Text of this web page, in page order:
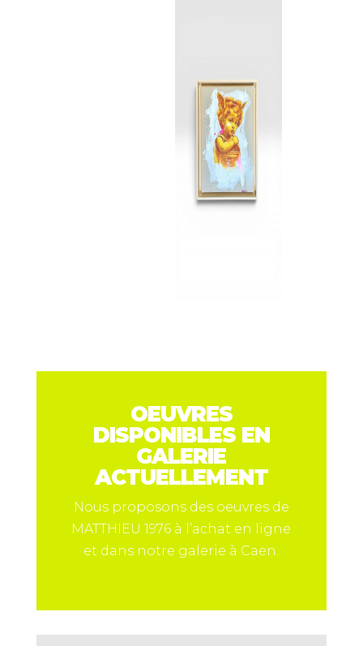
OEUVRES
DISPONIBLES EN
GALERIE
ACTUELLEMENT
Nous proposons des oeuvres de
MATTHIEU 1976 à l’achat en ligne
et dans notre galerie à Caen.